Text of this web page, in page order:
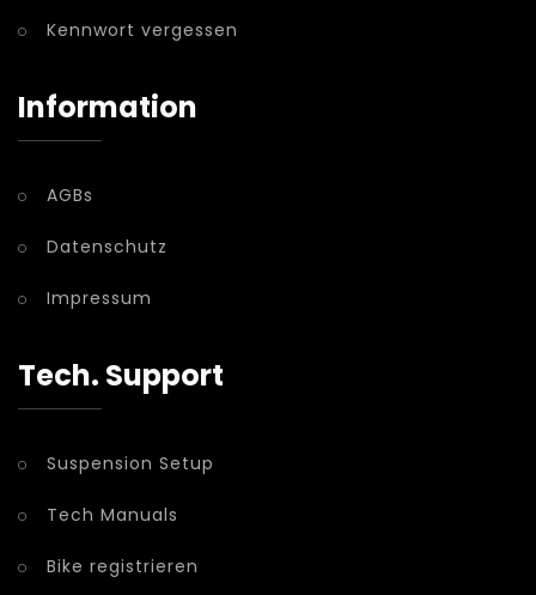
Kennwort vergessen
Information
AGBs
Datenschutz
Impressum
Tech. Support
Suspension Setup
Tech Manuals
Bike registrieren